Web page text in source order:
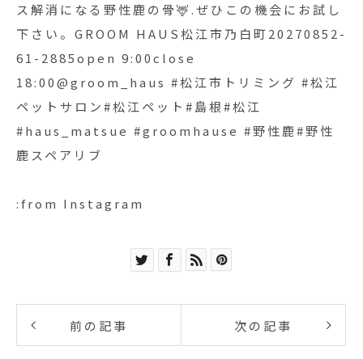
ス解消になる野性鹿の骨🦌.ぜひこの機会にお試し
下さい。GROOM HAUS松江市乃白町20270852-
61-2885open 9:00close
18:00@groom_haus #松江市トリミング #松江
ペットサロン#松江ペット#島根#松江
#haus_matsue #groomhause #野性鹿#野性
鹿スペアリブ
:from Instagram
前の記事 次の記事